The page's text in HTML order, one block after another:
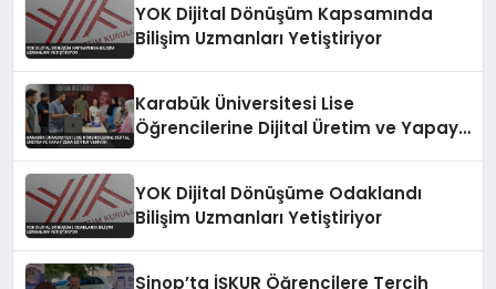
YOK Dijital Dönüşüm Kapsamında
Bilişim Uzmanları Yetiştiriyor
Karabük Üniversitesi Lise
Öğrencilerine Dijital Üretim ve Yapay
YOK Dijital Dönüşüme Odaklandı
Bilişim Uzmanları Yetiştiriyor
Sinop’ta İŞKUR Öğrencilere Tercih